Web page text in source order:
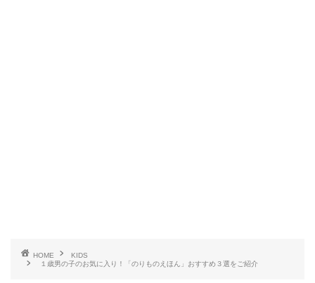
HOME
KIDS
１歳男の子のお気に入り！「のりものえほん」おすすめ３選をご紹介